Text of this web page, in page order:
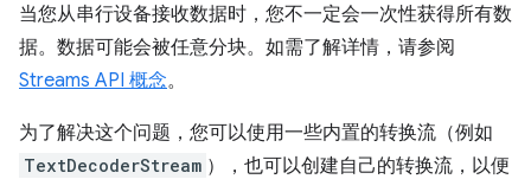
当您从串行设备接收数据时，您不一定会一次性获得所有数
据。数据可能会被任意分块。如需了解详情，请参阅
Streams API 概念。
为了解决这个问题，您可以使用一些内置的转换流（例如
TextDecoderStream ），也可以创建自己的转换流，以便